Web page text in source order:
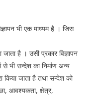
भी एक माध्यम है । जिस
है । उसी प्रकार विज्ञापन
भी सन्देश का निर्माण अन्य
किया जाता है तथा सन्देश को
आवश्यकता, क्षेत्र,